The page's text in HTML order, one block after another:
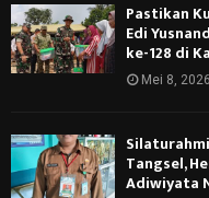
Pastikan
Edi
ke-128 di
Mei 8, 2026
Silaturahmi
Tangsel,
Adiwiyata